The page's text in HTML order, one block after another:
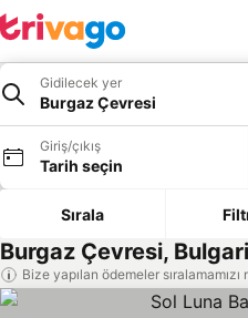
Gidilecek yer
Burgaz Çevresi
Giriş/çıkış
Tarih seçin
Sırala
Burgaz Çevresi,
Bize yapılan ödemeler sıralamamızı